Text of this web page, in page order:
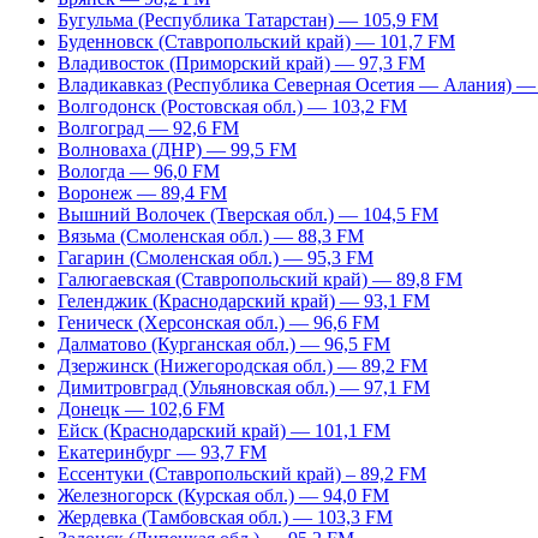
Бугульма (Республика Татарстан) — 105,9 FM
Буденновск (Ставропольский край) — 101,7 FM
Владивосток (Приморский край) — 97,3 FM
Владикавказ (Республика Северная Осетия — Алания)
Волгодонск (Ростовская обл.) — 103,2 FM
Волгоград — 92,6 FM
Волноваха (ДНР) — 99,5 FM
Вологда — 96,0 FM
Воронеж — 89,4 FM
Вышний Волочек (Тверская обл.) — 104,5 FM
Вязьма (Смоленская обл.) — 88,3 FM
Гагарин (Смоленская обл.) — 95,3 FM
Галюгаевская (Ставропольский край) — 89,8 FM
Геленджик (Краснодарский край) — 93,1 FM
Геническ (Херсонская обл.) — 96,6 FM
Далматово (Курганская обл.) — 96,5 FM
Дзержинск (Нижегородская обл.) — 89,2 FM
Димитровград (Ульяновская обл.) — 97,1 FM
Донецк — 102,6 FM
Ейск (Краснодарский край) — 101,1 FM
Екатеринбург — 93,7 FM
Ессентуки (Ставропольский край) – 89,2 FM
Железногорск (Курская обл.) — 94,0 FM
Жердевка (Тамбовская обл.) — 103,3 FM